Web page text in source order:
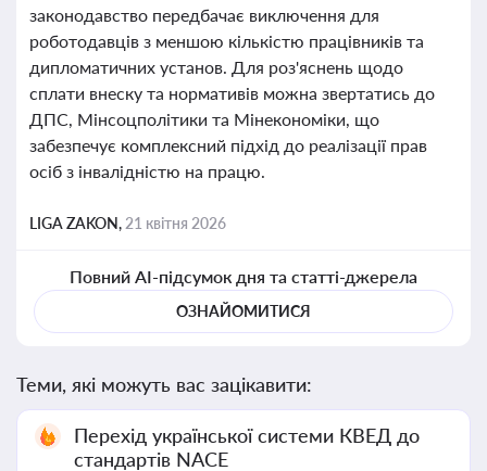
законодавство передбачає виключення для
роботодавців з меншою кількістю працівників та
дипломатичних установ. Для роз'яснень щодо
сплати внеску та нормативів можна звертатись до
ДПС, Мінсоцполітики та Мінекономіки, що
забезпечує комплексний підхід до реалізації прав
осіб з інвалідністю на працю.
LIGA ZAKON, 21 квітня 2026
Повний AI-підсумок дня та статті-джерела
ОЗНАЙОМИТИСЯ
Теми, які можуть вас зацікавити:
Перехід української системи КВЕД до
стандартів NACE